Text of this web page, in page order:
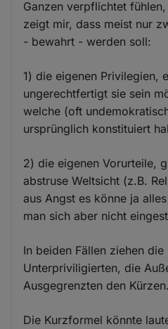
Ganzen verpflichtet
zeigt mir, dass meist nur
- bewahrt - werden soll:
1) die eigenen Privilegien,
ungerechtfertigt sie sein
welche (oft
ursprünglich konstituiert
2) die eigenen Vorurteile,
abstruse Weltsicht (z.B.
aus Angst es könne ja
man sich aber nicht
In beiden Fällen ziehen die
Unterpriviligierten, die
Ausgegrenzten den Kürzen.
Die Kurzformel könnte